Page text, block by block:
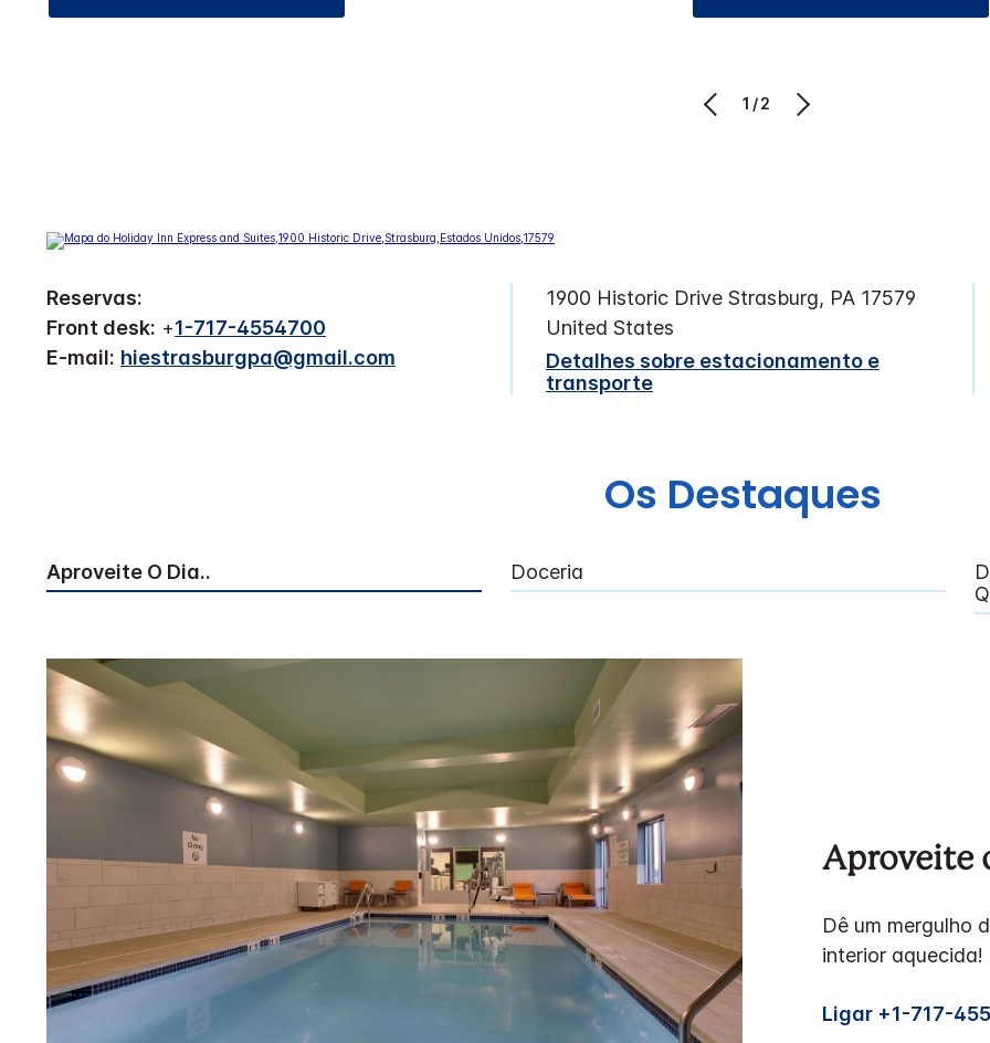
1/2
Reservas:
Front desk: +1-717-4554700
E-mail: hiestrasburgpa@gmail.com
1900 Historic Drive Strasburg, PA 17579
United States
Detalhes sobre estacionamento e
transporte
Os Destaques
Aproveite O Dia.. Doceria
Aproveite
Dê um mergulho
interior aquecida!
Ligar +1-717-